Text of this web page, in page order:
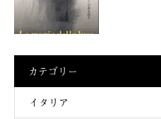
カテゴリー
イタリア